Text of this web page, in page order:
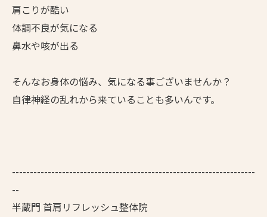
肩こりが酷い
体調不良が気になる
鼻水や咳が出る
そんなお身体の悩み、気になる事ございませんか？
自律神経の乱れから来ていることも多いんです。
--------------------------------------------------------------------
--
半蔵門 首肩リフレッシュ整体院